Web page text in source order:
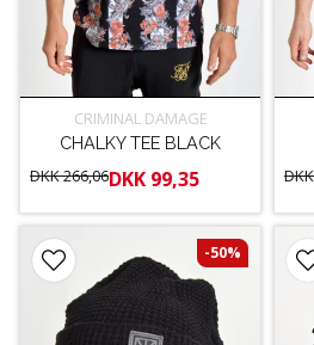
CRIMINAL DAMAGE
CHALKY TEE BLACK
DKK 266,06DKK 99,35
-50%